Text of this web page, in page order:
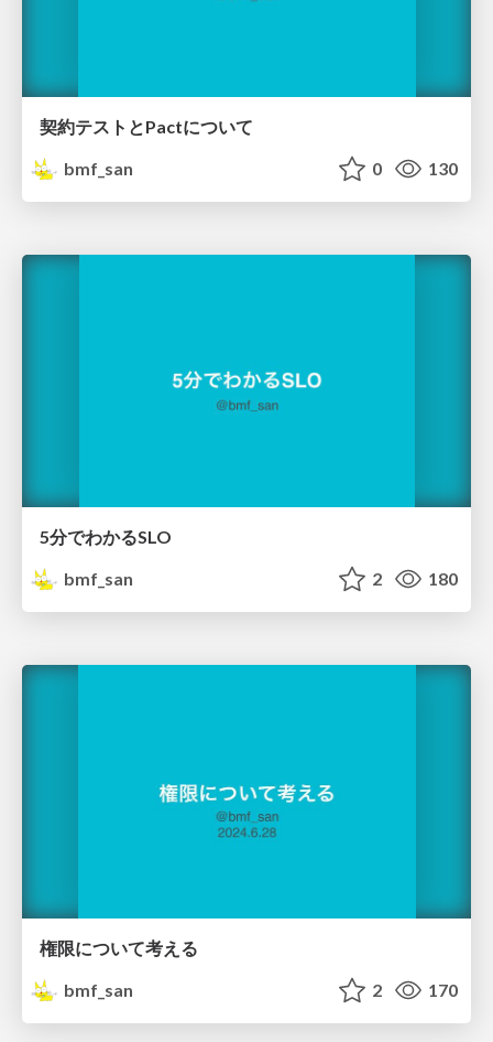
契約テストとPactについて
bmf_san
0 130
5分でわかるSLO
bmf_san
2 180
権限について考える
bmf_san
2 170